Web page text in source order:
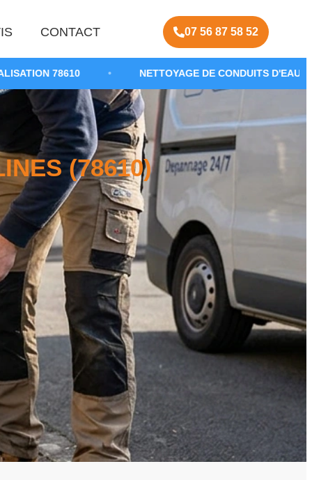
CONTACT 07 56 87 58 52
• NETTOYAGE DE CONDUITS D'EAUX USÉES •
(78610)